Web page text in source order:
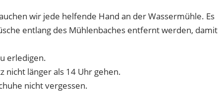
wir jede helfende Hand an der Wassermühle. Es
entlang des Mühlenbaches entfernt werden, damit
erledigen.
nicht länger als 14 Uhr gehen.
nicht vergessen.